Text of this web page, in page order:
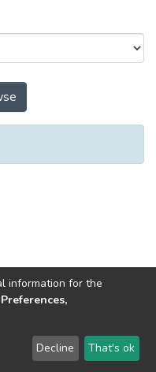
(ТАЕ)
2002-2026 LYRASIS
Feedback
information for the
Decline That's ok